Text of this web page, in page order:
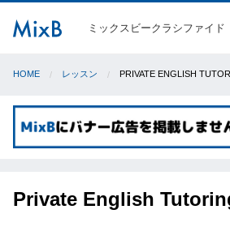
ミックスビークラシファイド
HOME レッスン PRIVATE ENGLISH
Private English